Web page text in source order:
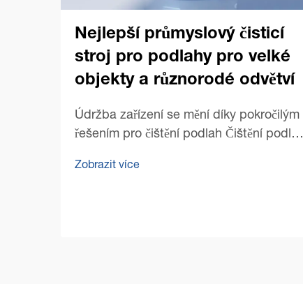
Nejlepší průmyslový čisticí
stroj pro podlahy pro velké
objekty a různorodé odvětví
Údržba zařízení se mění díky pokročilým
řešením pro čištění podlah Čištění podlah
představuje zvláštní výzvy, které
Zobrazit více